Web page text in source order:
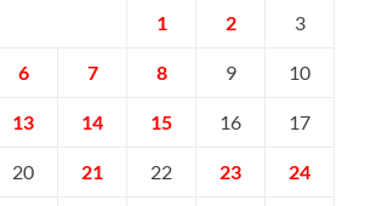
1 2 3
6 7 8 9 10
13 14 15 16 17
20 21 22 23 24